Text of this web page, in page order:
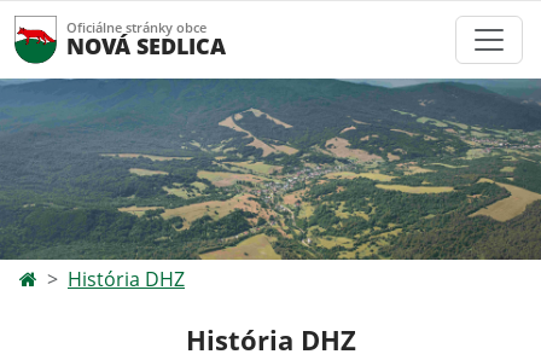
Oficiálne stránky obce
NOVÁ SEDLICA
História DHZ
História DHZ